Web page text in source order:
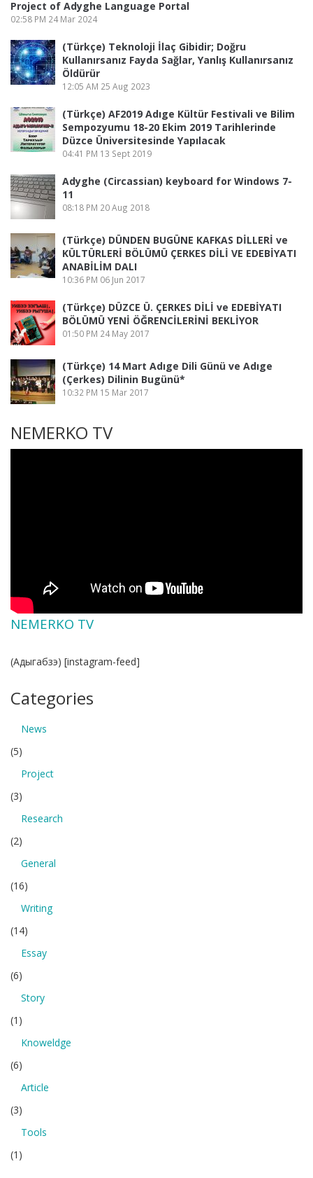
Project of Adyghe Language Portal
02:58 PM 24 Mar 2024
(Türkçe) Teknoloji İlaç Gibidir; Doğru
Kullanırsanız Fayda Sağlar, Yanlış Kullanırsanız
Öldürür
12:05 AM 25 Aug 2023
(Türkçe) AF2019 Adıge Kültür Festivali ve Bilim
Sempozyumu 18-20 Ekim 2019 Tarihlerinde
Düzce Üniversitesinde Yapılacak
04:41 PM 13 Sept 2019
Adyghe (Circassian) keyboard for Windows 7-
11
08:18 PM 20 Aug 2018
(Türkçe) DÜNDEN BUGÜNE KAFKAS DİLLERİ ve
KÜLTÜRLERİ BÖLÜMÜ ÇERKES DİLİ VE EDEBİYATI
ANABİLİM DALI
10:36 PM 06 Jun 2017
(Türkçe) DÜZCE Ü. ÇERKES DİLİ ve EDEBİYATI
BÖLÜMÜ YENİ ÖĞRENCİLERİNİ BEKLİYOR
01:50 PM 24 May 2017
(Türkçe) 14 Mart Adıge Dili Günü ve Adıge
(Çerkes) Dilinin Bugünü*
10:32 PM 15 Mar 2017
NEMERKO TV
NEMERKO TV
(Адыгабзэ) [instagram-feed]
Categories
News
(5)
Project
(3)
Research
(2)
General
(16)
Writing
(14)
Essay
(6)
Story
(1)
Knoweldge
(6)
Article
(3)
Tools
(1)